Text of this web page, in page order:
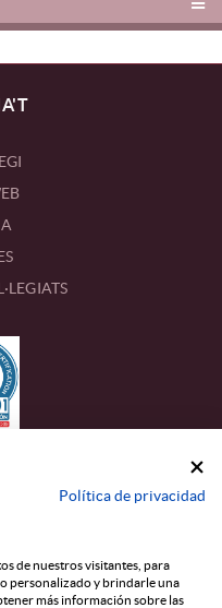
13
Política de privacidad
de nuestros visitantes, para
personalizado y brindarle una
más información sobre las